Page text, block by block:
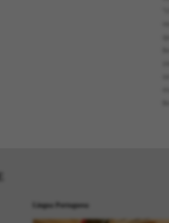
Língua Portuguesa